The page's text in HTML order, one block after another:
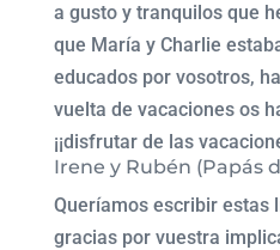
a gusto y tranquilos que
que María y Charlie
educados por vosotros,
vuelta de vacaciones os
¡¡disfrutar de las
Irene y Rubén (Papás
Queríamos escribir estas
gracias por vuestra